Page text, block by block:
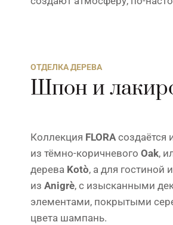
ОТДЕЛКА ДЕРЕВА
Шпон и
Коллекция FLORAсоздаётся
из тёмно-коричневого Oak,
дерева Kotò, а для гостиной
из Anigrè, с изысканными
элементами, покрытыми
цвета шампань.